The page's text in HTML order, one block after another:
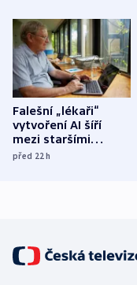
Falešní „lékaři“
vytvoření AI šíří
mezi staršími
Poláky nebezpečné
před 22h